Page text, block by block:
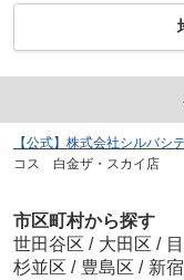
【公式】株式会社シルバシ
コス 白金ザ・スカイ店
市区町村から探す
世田谷区 / 大田区 /
杉並区 / 豊島区 / 新